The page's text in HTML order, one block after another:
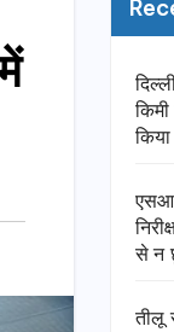
किया
से न
तीलू